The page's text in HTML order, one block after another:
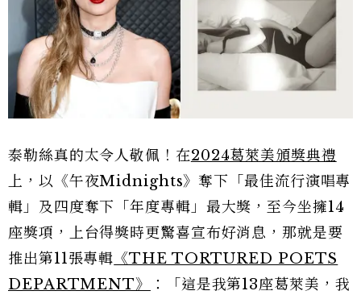
泰勒絲真的太令人敬佩！在2024葛萊美頒獎典禮
上，以《午夜Midnights》奪下「最佳流行演唱專
輯」及四度奪下「年度專輯」最大獎，至今坐擁14
座獎項，上台得獎時更驚喜宣布好消息，那就是要
推出第11張專輯 《THE TORTURED POETS
DEPARTMENT》
：「這是我第13座葛萊美，我